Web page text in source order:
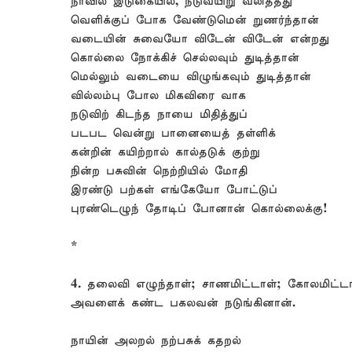
வெளிக்குப் போக வேண்டுமென் றுணர்ந்தான்
வடையின் சுவையோ விடேன் விடேன் என்றது
கொல்லை நோக்கிச் செல்லவும் துடித்தான்
மெல்லும் வடையை விழுங்கவும் துடித்தான்
வில்லம்பு போல மிகவிரை வாக
நடுவிற் கிடந்த நாயை மிதித்துப்
படபட வென்று பானையைத் தள்ளிக்
கன்றின் கயிற்றால் கால்தடுக் குற்று
நின்ற பசுவின் நெற்றியில் மோதி
இரண்டு பற்கள் எங்கேயோ போட்டுப்
புரண்டெழுந் தோடிப் போனான் கொல்லைக்கு!
*
4. தலைவி எழுந்தாள்; சாணமிட்டாள்;
அவளைக் கண்ட பகலவன் நடுங்கினான்.
நாயின் அலறல் நற்பசுக் கதறல்